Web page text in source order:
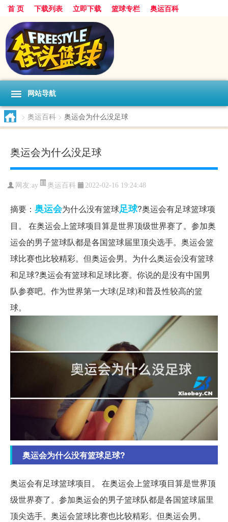
首 页 下载列表 立即下载 篮球专栏 奥运百科
网站导航
> 奥运百科 > 奥运会为什么没足球
奥运会为什么没足球
网友:ay 奥运百科 2022-02-16 19:24:48
摘要： 奥运会为什么没有篮球足球?奥运会有足球篮球项
目。 在奥运会上篮球项目算是世界顶级世界赛了。参加奥
运会的男子篮球队都是各国篮球届里顶尖选手。奥运会篮
球比赛也比较精彩。但奥运会男。为什么奥运会没有篮球
和足球?奥运会有篮球和足球比赛。你说的是没有中国男
队参赛吧。作为世界第一大球(足球)和普及性较高的篮
球。
奥运会为什么没有篮球足球?
奥运会有足球篮球项目。 在奥运会上篮球项目算是世界顶
级世界赛了。参加奥运会的男子篮球队都是各国篮球届里
顶尖选手。奥运会篮球比赛也比较精彩。但奥运会男。